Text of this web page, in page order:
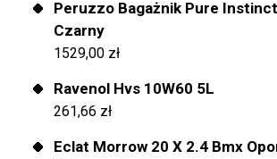
Peruzzo Bagażnik Pure
Czarny
1529,00 zł
Ravenol Hvs 10W60 5L
261,66 zł
Eclat Morrow 20 X 2.4 Bmx